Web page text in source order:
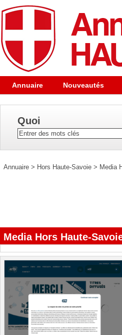
Annuaire Nouveautés
Quoi
Annuaire > Hors Haute-Savoie > Media
Media Hors Haute-